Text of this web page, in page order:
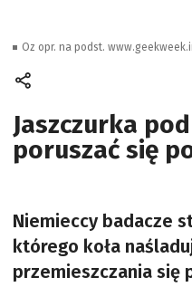
Jaszczurka
poruszać się
Niemieccy badacze
którego koła
przemieszczania się
Oz opr. na podst.